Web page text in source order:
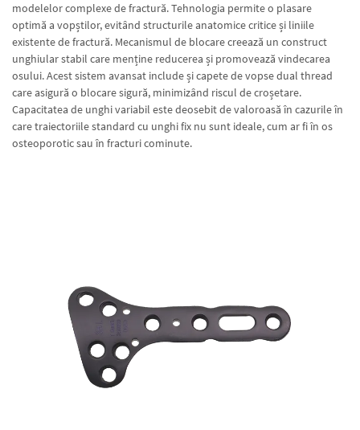
modelelor complexe de fractură. Tehnologia permite o plasare
optimă a vopștilor, evitând structurile anatomice critice și liniile
existente de fractură. Mecanismul de blocare creează un construct
unghiular stabil care menține reducerea și promovează vindecarea
osului. Acest sistem avansat include și capete de vopse dual thread
care asigură o blocare sigură, minimizând riscul de croșetare.
Capacitatea de unghi variabil este deosebit de valoroasă în cazurile în
care traiectoriile standard cu unghi fix nu sunt ideale, cum ar fi în os
osteoporotic sau în fracturi cominute.